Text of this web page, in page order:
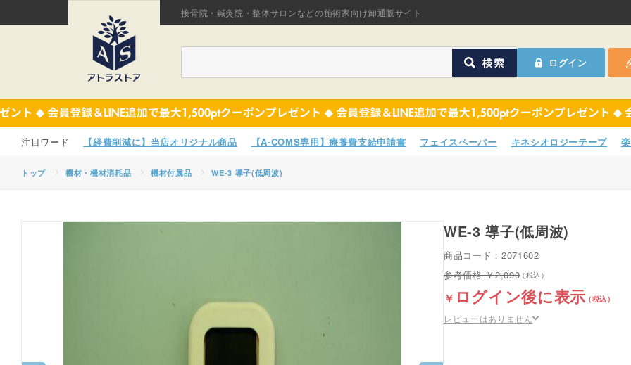
接骨院・鍼灸院・整体サロンなどの施術家向け卸通販サイト
ログイン
オリジナル商品
サポーター
院内消耗品
【経費削減に】当店オリジナル商品 【A-COMS専用】療養費支給申請書 フェイスペーパー キネシオロジーテープ
トップ 機材・機材消耗品 機材付属品 WE-3 導子(低周波)
WE-3 導子(低周波)
商品コード：2071602
2,090
ログイン後に表示
レビューはありません
ほねつぎHot
鍼灸用品
サポーター
ポスター・チラシ類
アウトレット